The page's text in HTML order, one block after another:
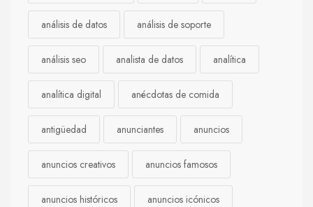
análisis de datos análisis de soporte
análisis seo analista de datos analítica
analítica digital anécdotas de comida
antigüedad anunciantes anuncios
anuncios creativos anuncios famosos
anuncios históricos anuncios icónicos